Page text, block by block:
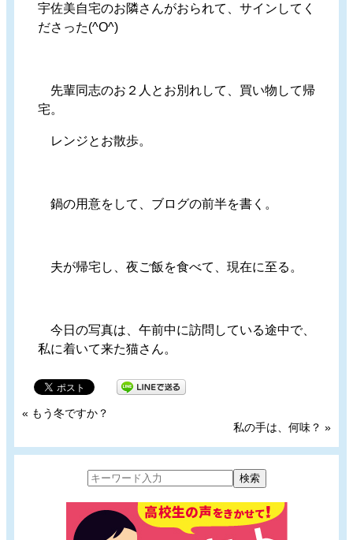
宇佐美自宅のお隣さんがおられて、サインしてく
ださった(^O^)
先輩同志のお２人とお別れして、買い物して帰
宅。
レンジとお散歩。
鍋の用意をして、ブログの前半を書く。
夫が帰宅し、夜ご飯を食べて、現在に至る。
今日の写真は、午前中に訪問している途中で、
私に着いて来た猫さん。
« もう冬ですか？
私の手は、何味？ »